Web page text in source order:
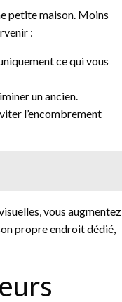
petite maison. Moins
:
ce qui vous
un ancien.
l’encombrement
vous augmentez
propre endroit dédié,